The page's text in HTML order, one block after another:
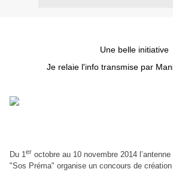
Une belle initiative
Je relaie l'info transmise par
Du 1er octobre au 10 novembre 2014
"Sos Préma" organise un concours de